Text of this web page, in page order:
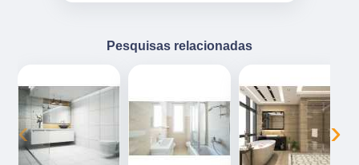
Pesquisas relacionadas
‹ ›